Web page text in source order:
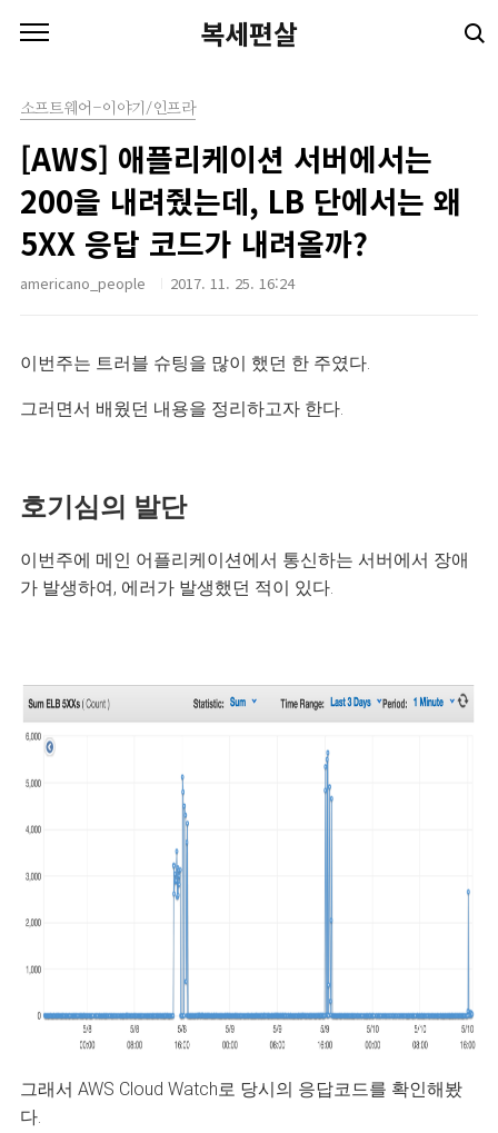
복세편살
소프트웨어-이야기/인프라
[AWS] 애플리케이션 서버에서는
200을 내려줬는데, LB 단에서는 왜
5XX 응답 코드가 내려올까?
americano_people 2017. 11. 25. 16:24
이번주는 트러블 슈팅을 많이 했던 한 주였다.
그러면서 배웠던 내용을 정리하고자 한다.
호기심의 발단
이번주에 메인 어플리케이션에서 통신하는 서버에서 장애
가 발생하여, 에러가 발생했던 적이 있다.
그래서 AWS Cloud Watch로 당시의 응답코드를 확인해봤
다.